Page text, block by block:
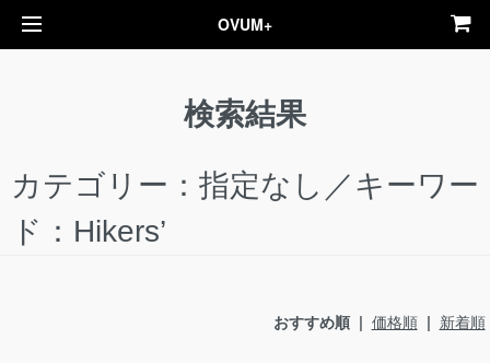
OVUM+
検索結果
カテゴリー：指定なし／キーワー
ド：Hikers’
おすすめ順 | 価格順| 新着順